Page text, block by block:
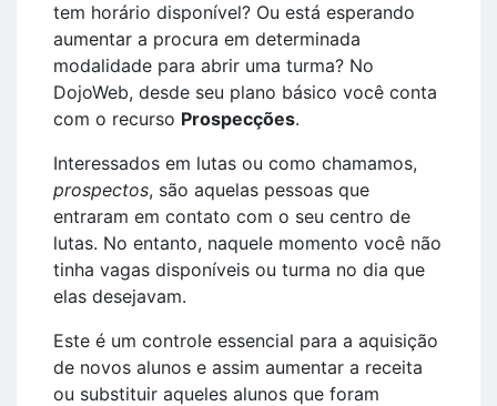
tem horário disponível? Ou está esperando
aumentar a procura em determinada
modalidade para abrir uma turma? No
DojoWeb, desde seu plano básico você conta
com o recurso Prospecções.
Interessados em lutas ou como chamamos,
prospectos, são aquelas pessoas que
entraram em contato com o seu centro de
lutas. No entanto, naquele momento você não
tinha vagas disponíveis ou turma no dia que
elas desejavam.
Este é um controle essencial para a aquisição
de novos alunos e assim aumentar a receita
ou substituir aqueles alunos que foram